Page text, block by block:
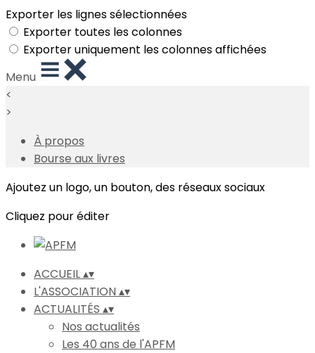
Exporter les lignes sélectionnées
Exporter toutes les colonnes
Exporter uniquement les colonnes affichées
Menu
<
>
À propos
Bourse aux livres
Ajoutez un logo, un bouton, des réseaux sociaux
Cliquez pour éditer
ACCUEIL▴▾
L'ASSOCIATION▴▾
ACTUALITÉS ▴▾
Nos actualités
Les 40 ans de l'APFM